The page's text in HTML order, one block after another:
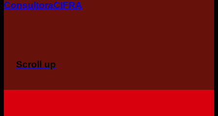
ConsultoraCIFRA
Scroll up